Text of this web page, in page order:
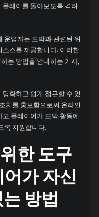
레이를 돌아보도록 격려
운영자는 도박과 관련된 위
스를 제공합니다. 이러한
는 방법을 안내하는 기사,
확하고 쉽게 접근할 수 있
치를 홍보함으로써 온라인
플레이어가 도박 활동에
록 지원합니다.
한 도구
가 자신
방법